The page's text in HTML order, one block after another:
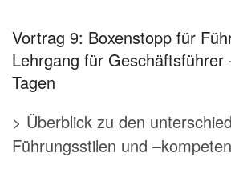
Vortrag 9: Boxenstopp für
Lehrgang für Geschäftsführer
Tagen
> Überblick zu den
Führungsstilen und